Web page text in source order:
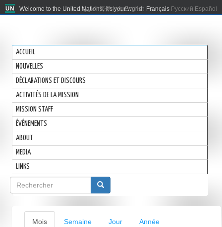
Welcome to the United Nations. It's your world.
العربية 简体中文 English Français Русский Español
ACCUEIL
NOUVELLES
DÉCLARATIONS ET DISCOURS
ACTIVITÉS DE LA MISSION
MISSION STAFF
ÉVÉNEMENTS
ABOUT
MEDIA
LINKS
Formulaire
de
recherche
Onglets
Mois(ongletSemaine Jour Année